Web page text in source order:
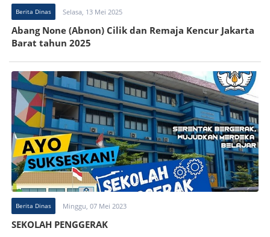
Berita Dinas Selasa, 13 Mei 2025
Abang None (Abnon) Cilik dan Remaja Kencur Jakarta
Barat tahun 2025
Berita Dinas Minggu, 07 Mei 2023
SEKOLAH PENGGERAK